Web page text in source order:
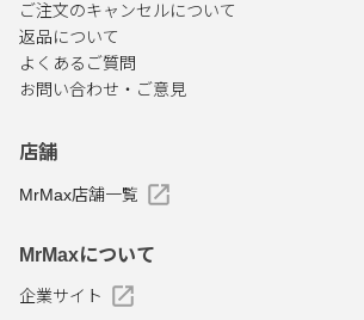
ご注文のキャンセルについて
返品について
よくあるご質問
お問い合わせ・ご意見
店舗
MrMax店舗一覧
MrMaxについて
企業サイト